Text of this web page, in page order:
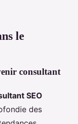
le
consultant
SEO
des